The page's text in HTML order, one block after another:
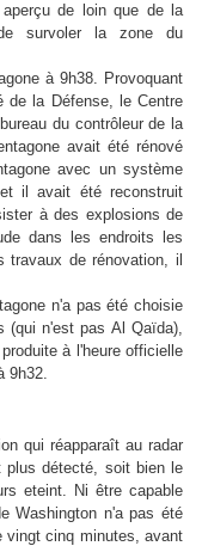
de loin que de la
survoler la zone du
à 9h38. Provoquant
de la Défense, le Centre
du contrôleur de la
avait été rénové
avec un système
il avait été reconstruit
à des explosions de
dans les endroits les
travaux de rénovation, il
n'a pas été choisie
(qui n'est pas Al Qaïda),
à l'heure officielle
9h32.
qui réapparaît au radar
plus détecté, soit bien le
eteint. Ni être capable
Washington n'a pas été
vingt cinq minutes, avant